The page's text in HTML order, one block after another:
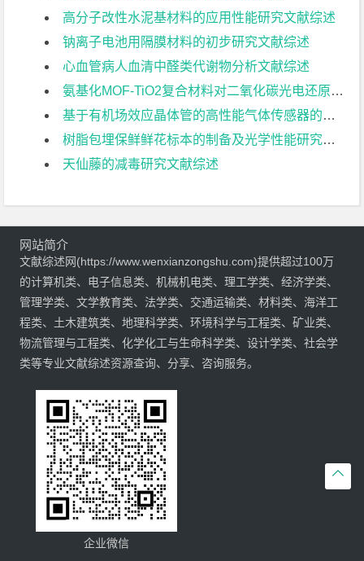
高分子改性水泥基材料的应用性能研究文献综述
钠离子电池用隔膜材料的初步研究文献综述
心血管病人血清中醛类代谢物分析文献综述
氨基化MOF-TiO2复合材料对二氧化碳光电还原的研究文献综述
基于有机场效应晶体管的高性能气体传感器的制备与研究文献综述
树脂包埋保鲜鲜花标本的制备及光学性能研究文献综述
天仙藤的减毒研究文献综述

网站简介
文献综述网(https://www.wenxianzongshu.com)提供超过100万
的计算机类、电子信息类、机械机电类、理工学类、经济学类、
管理学类、文学教育类、法学类、交通运输类、材料类、海洋工
程类、土木建筑类、地理科学类、环境科学与工程类、矿业类、
物流管理与工程类、化学化工与生命科学类、设计学类、社会学
类等专业文献综述资源查询、分享、咨询服务。
企业微信